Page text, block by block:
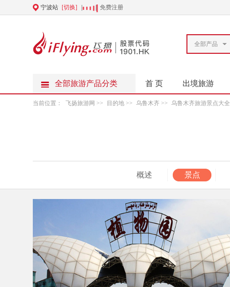
宁波站 [切换] | 免费注册
全部产品
全部旅游产品分类 首 页 出境旅游
当前位置： 飞扬旅游网 >> 目的地 >> 乌鲁木齐 >> 乌鲁木齐旅游景点大全
概述 景点